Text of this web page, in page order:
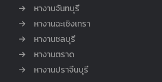
หางานจันทบุรี
หางานฉะเชิงเทรา
หางานชลบุรี
หางานตราด
หางานปราจีนบุรี